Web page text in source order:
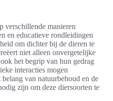
verschillende manieren
en educatieve rondleidingen
om dichter bij de dieren te
niet alleen onvergetelijke
het begrip van hun gedrag
interacties mogen
van natuurbehoud en de
zijn om deze diersoorten te